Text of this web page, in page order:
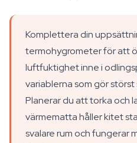
Komplettera din
termohygrometer för att
luftfuktighet inne i
variablerna som gör störst
Planerar du att torka och
värmematta håller kitet
svalare rum och fungerar